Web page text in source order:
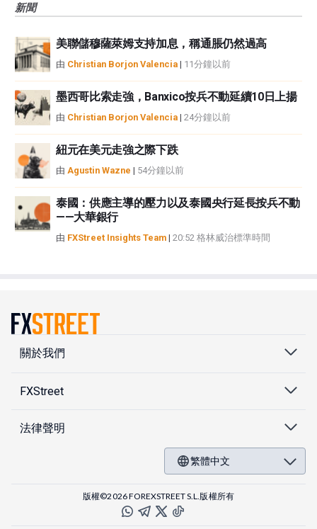
新聞
美聯儲穆薩萊姆支持加息，稱通脹仍然過高
由 Christian Borjon Valencia | 11分鐘以前
墨西哥比索走強，Banxico按兵不動延續10日上揚
由 Christian Borjon Valencia | 24分鐘以前
紐元在美元走強之際下跌
由 Agustin Wazne | 54分鐘以前
泰國：供應主導的壓力以及泰國央行延長按兵不動
——大華銀行
由 FXStreet Insights Team | 20:52 格林威治標準時間
關於我們
FXStreet
法律聲明
繁體中文
版權©2026 FOREXSTREET S.L.版權所有